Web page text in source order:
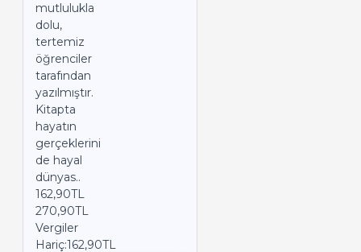
mutlulukla
dolu,
tertemiz
öğrenciler
tarafından
yazılmıştır.
Kitapta
hayatın
gerçeklerini
de hayal
dünyas..
162,90TL
270,90TL
Vergiler
Hariç:162,90TL